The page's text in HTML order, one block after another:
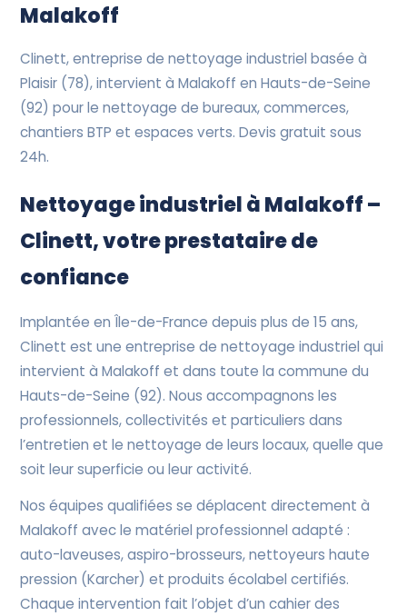
Malakoff
Clinett, entreprise de nettoyage industriel basée à
Plaisir (78), intervient à Malakoff en Hauts-de-Seine
(92) pour le nettoyage de bureaux, commerces,
chantiers BTP et espaces verts. Devis gratuit sous
24h.
Nettoyage industriel à Malakoff –
Clinett, votre prestataire de
confiance
Implantée en Île-de-France depuis plus de 15 ans,
Clinett est une entreprise de nettoyage industriel qui
intervient à Malakoff et dans toute la commune du
Hauts-de-Seine (92). Nous accompagnons les
professionnels, collectivités et particuliers dans
l’entretien et le nettoyage de leurs locaux, quelle que
soit leur superficie ou leur activité.
Nos équipes qualifiées se déplacent directement à
Malakoff avec le matériel professionnel adapté :
auto-laveuses, aspiro-brosseurs, nettoyeurs haute
pression (Karcher) et produits écolabel certifiés.
Chaque intervention fait l’objet d’un cahier des